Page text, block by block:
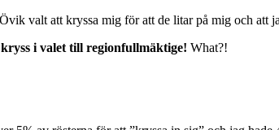
valt att kryssa mig för att de litar på mig och att
i valet till regionfullmäktige! What?!